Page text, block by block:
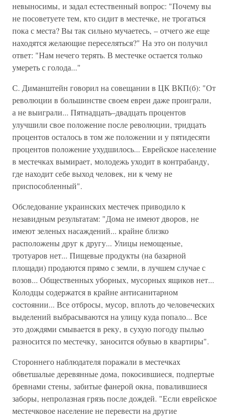
невыносимы‚ и задал естественный вопрос: "Почему вы
не посоветуете тем‚ кто сидит в местечке‚ не трогаться
пока с места? Вы так сильно мучаетесь‚ – отчего же еще
находятся желающие переселяться?" На это он получил
ответ: "Нам нечего терять. В местечке остается только
умереть с голода..."
С. Диманштейн говорил на совещании в ЦК ВКП(б): "От
революции в большинстве своем евреи даже проиграли‚
а не выиграли... Пятнадцать–двадцать процентов
улучшили свое положение после революции‚ тридцать
процентов осталось в том же положении и у пятидесяти
процентов положение ухудшилось... Еврейское население
в местечках вымирает‚ молодежь уходит в контрабанду‚
где находит себе выход человек‚ ни к чему не
приспособленный".
Обследование украинских местечек приводило к
незавидным результатам: "Дома не имеют дворов‚ не
имеют зеленых насаждений... крайне близко
расположены друг к другу... Улицы немощеные‚
тротуаров нет... Пищевые продукты (на базарной
площади) продаются прямо с земли‚ в лучшем случае с
возов... Общественных уборных‚ мусорных ящиков нет...
Колодцы содержатся в крайне антисанитарном
состоянии... Все отбросы‚ мусор‚ вплоть до человеческих
выделений выбрасываются на улицу куда попало... Все
это дождями смывается в реку‚ в сухую погоду пылью
разносится по местечку‚ заносится обувью в квартиры".
Стороннего наблюдателя поражали в местечках
обветшалые деревянные дома‚ покосившиеся‚ подпертые
бревнами стены‚ забитые фанерой окна‚ повалившиеся
заборы‚ непролазная грязь после дождей. "Если еврейское
местечковое население не перевести на другие